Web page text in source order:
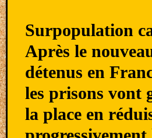
Surpopulation
Après le
détenus en
les prisons vont
la place en